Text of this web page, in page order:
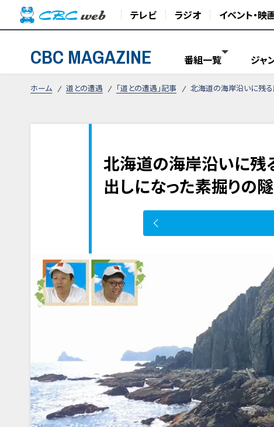
テレビ ラジオ イベント・映
CBC MAGAZINE 番組一覧 ジャ
ホーム 道との遭遇 「道との遭遇」記事 北海道の海岸沿いに残
北海道の海岸沿いに
出しになった素掘りの